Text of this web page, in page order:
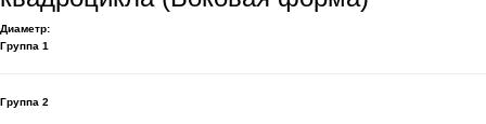
Диаметр:
Группа 1
Группа 2